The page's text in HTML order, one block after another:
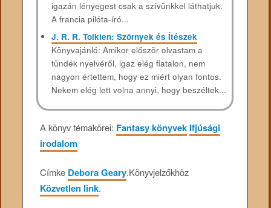
igazán lényegest csak a szívünkkel láthatjuk.
A francia pilóta-író...
J. R. R. Tolkien: Szörnyek és Ítészek
Könyvajánló: Amikor először olvastam a
tündék nyelvéről, igaz elég fiatalon, nem
nagyon értettem, hogy ez miért olyan fontos.
Nekem elég lett volna annyi, hogy beszéltek...
A könyv témakörei: Fantasy könyvek Ifjúsági
irodalom
Címke Debora Geary.Könyvjelzőkhöz
Közvetlen link.